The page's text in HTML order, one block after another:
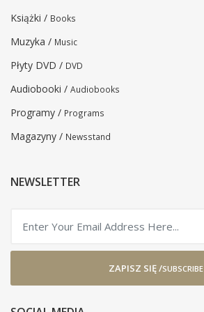
Książki / Books
Muzyka / Music
Płyty DVD / DVD
Audiobooki / Audiobooks
Programy / Programs
Magazyny / Newsstand
NEWSLETTER
ZAPISZ SIĘ /SUBSCRIBE